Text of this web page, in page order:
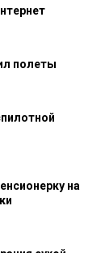
полеты
на